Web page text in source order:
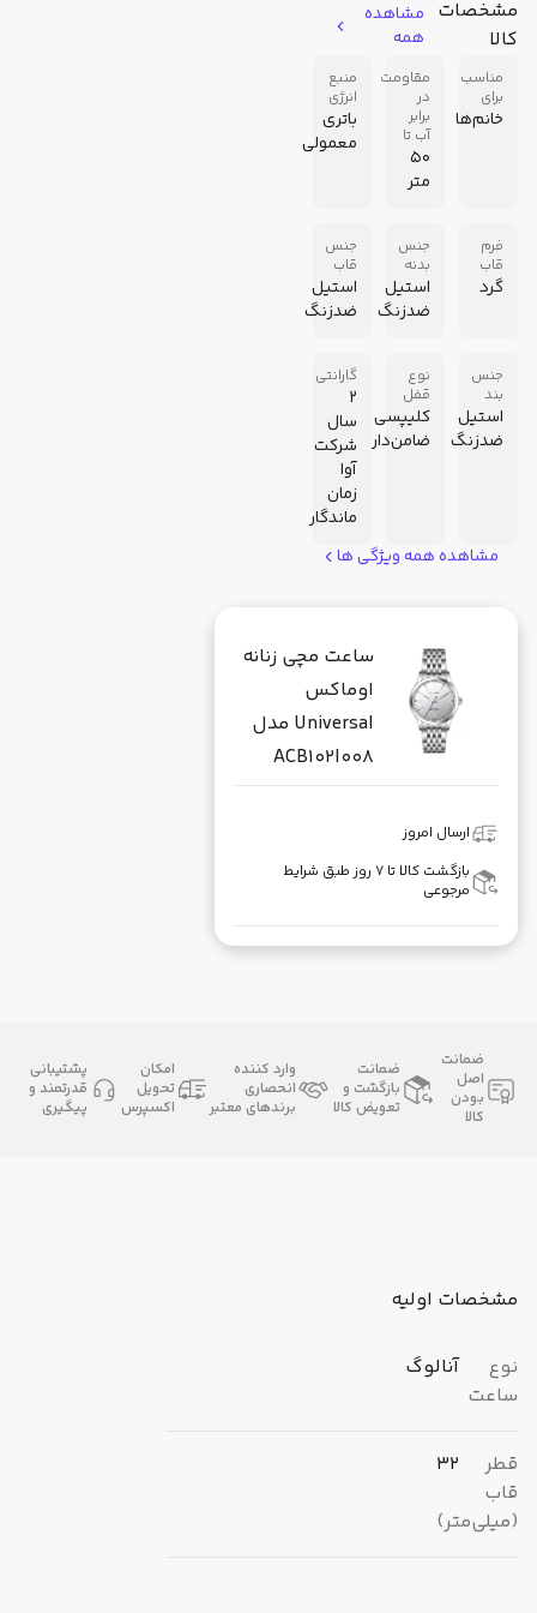
مشخصات
کالا
مشاهده
همه
مناسب
برای
خانم‌ها
مقاومت
در
برابر
آب تا
50
متر
منبع
انرژی
باتری
معمولی
فرم
قاب
گرد
جنس
بدنه
استیل
ضدزنگ
جنس
قاب
استیل
ضدزنگ
جنس
بند
استیل
ضدزنگ
نوع
قفل
کلیپسی
ضامن‌دار
گارانتی
2
سال
شرکت
آوا
زمان
ماندگار
مشاهده همه ویژگی ها
ساعت مچی زنانه
اوماکس
Universal مدل
ACB102I008
ارسال امروز
بازگشت کالا تا ۷ روز طبق شرایط
مرجوعی
ضمانت
اصل
بودن
کالا
ضمانت
بازگشت و
تعویض کالا
وارد کننده
انحصاری
برندهای معتبر
امکان
تحویل
اکسپرس
پشتیبانی
قدرتمند و
پیگیری
مشخصات اولیه
نوع
ساعت
آنالوگ
قطر
قاب
(میلی‌متر)
32